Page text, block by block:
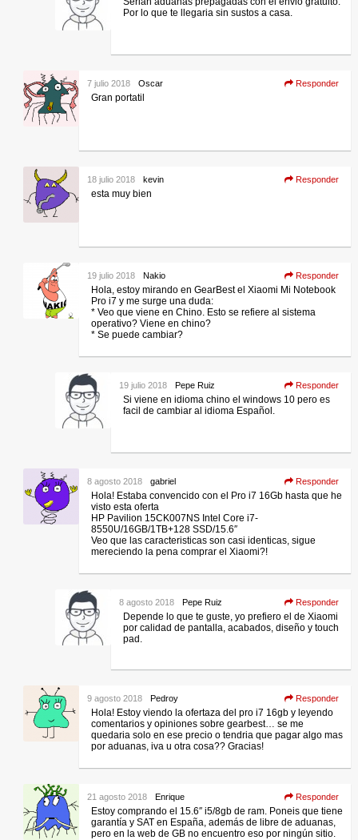
Por lo que te llegaria sin sustos a casa.
Oscar
7 julio 2018 Responder
Gran portatil
kevin
18 julio 2018 Responder
esta muy bien
Nakio
19 julio 2018 Responder
Hola, estoy mirando en GearBest el Xiaomi Mi Notebook
Pro i7 y me surge una duda:
* Veo que viene en Chino. Esto se refiere al sistema
operativo? Viene en chino?
* Se puede cambiar?
Pepe Ruiz
19 julio 2018 Responder
Si viene en idioma chino el windows 10 pero es
facil de cambiar al idioma Español.
gabriel
8 agosto 2018 Responder
Hola! Estaba convencido con el Pro i7 16Gb hasta que he
visto esta oferta
HP Pavilion 15CK007NS Intel Core i7-
8550U/16GB/1TB+128 SSD/15.6″
Veo que las caracteristicas son casi identicas, sigue
mereciendo la pena comprar el Xiaomi?!
Pepe Ruiz
8 agosto 2018 Responder
Depende lo que te guste, yo prefiero el de Xiaomi
por calidad de pantalla, acabados, diseño y touch
pad.
Pedroy
9 agosto 2018 Responder
Hola! Estoy viendo la ofertaza del pro i7 16gb y leyendo
comentarios y opiniones sobre gearbest… se me
quedaria solo en ese precio o tendria que pagar algo mas
por aduanas, iva u otra cosa?? Gracias!
Enrique
21 agosto 2018 Responder
Estoy comprando el 15.6″ i5/8gb de ram. Poneis que tiene
garantía y SAT en España, además de libre de aduanas,
pero en la web de GB no encuentro eso por ningún sitio.